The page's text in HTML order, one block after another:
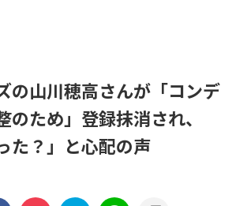
の山川穂高さんが「コンデ
のため」登録抹消され、
た？」と心配の声